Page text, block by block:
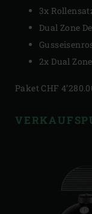
3x
Dual Zone
2x Dual
Paket CHF